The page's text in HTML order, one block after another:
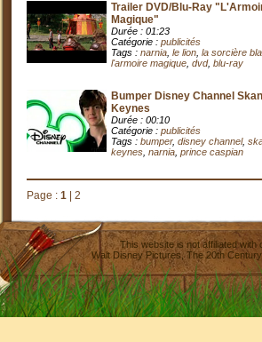
Trailer DVD/Blu-Ray
Magique"
Durée : 01:23
Catégorie : publicités
Tags : narnia le lion la sorcière
l'armoire magique dvd, blu-ray
Bumper Disney Channel
Keynes
Durée : 00:10
Catégorie : publicités
Tags : bumper, disney channel,
keynes narnia prince caspian
Page : 1 2
This website is not affiliated
Walt Disney Pictures,The 20th